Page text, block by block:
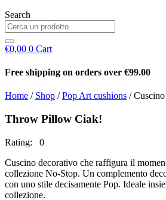
Search
€0,00 0 Cart
Free shipping on orders over €99.00
Home / Shop /Pop Art cushions /
Throw Pillow Ciak!
Rating: 0
Cuscino decorativo che raffigura il
collezione No-Stop. Un complemento
con uno stile decisamente Pop. Ideale
collezione.